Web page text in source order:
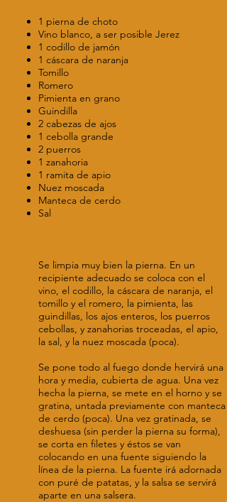
1 pierna de choto
Vino blanco, a ser posible Jerez
1 codillo de jamón
1 cáscara de naranja
Tomillo
Romero
Pimienta en grano
Guindilla
2 cabezas de ajos
1 cebolla grande
2 puerros
1 zanahoria
1 ramita de apio
Nuez moscada
Manteca de cerdo
Sal
Se limpia muy bien la pierna. En un
recipiente adecuado se coloca con el
vino, el codillo, la cáscara de naranja, el
tomillo y el romero, la pimienta, las
guindillas, los ajos enteros, los puerros
cebollas, y zanahorias troceadas, el apio,
la sal, y la nuez moscada (poca).
Se pone todo al fuego donde hervirá una
hora y media, cubierta de agua. Una vez
hecha la pierna, se mete en el horno y se
gratina, untada previamente con manteca
de cerdo (poca). Una vez gratinada, se
deshuesa (sin perder la pierna su forma),
se corta en filetes y éstos se van
colocando en una fuente siguiendo la
línea de la pierna. La fuente irá adornada
con puré de patatas, y la salsa se servirá
aparte en una salsera.